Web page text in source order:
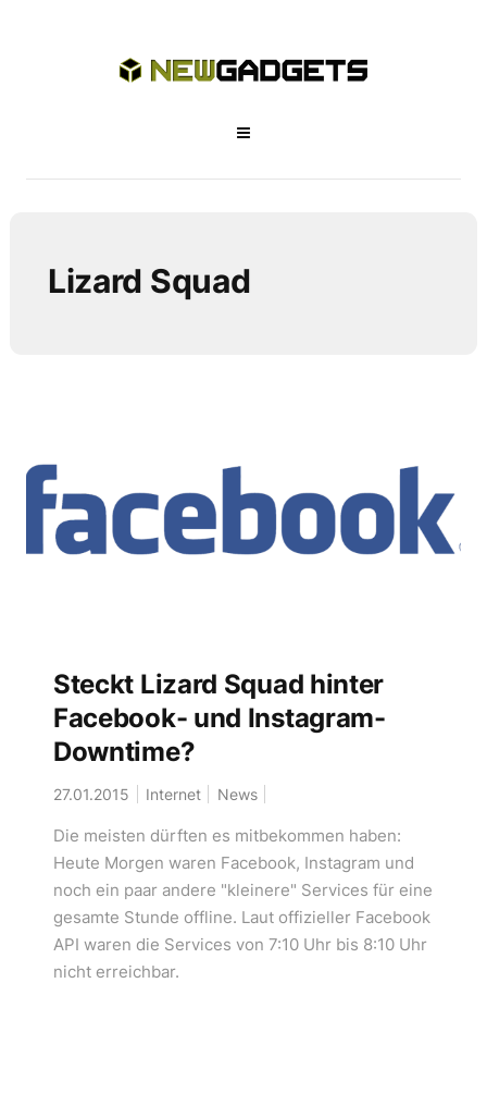
Lizard Squad
Steckt Lizard Squad hinter
Facebook- und Instagram-
Downtime?
27.01.2015 Internet News
Die meisten dürften es mitbekommen haben:
Heute Morgen waren Facebook, Instagram und
noch ein paar andere "kleinere" Services für eine
gesamte Stunde offline. Laut offizieller Facebook
API waren die Services von 7:10 Uhr bis 8:10 Uhr
nicht erreichbar.